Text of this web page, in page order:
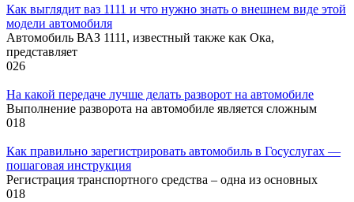
Как выглядит ваз 1111 и что нужно знать о внешнем виде этой
модели автомобиля
Автомобиль ВАЗ 1111, известный также как Ока,
представляет
026
На какой передаче лучше делать разворот на автомобиле
Выполнение разворота на автомобиле является сложным
018
Как правильно зарегистрировать автомобиль в Госуслугах —
пошаговая инструкция
Регистрация транспортного средства – одна из основных
018